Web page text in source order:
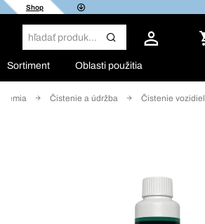
Shop
Sortiment Oblasti použitia
Čistenie a údržba Čistenie vozidiel